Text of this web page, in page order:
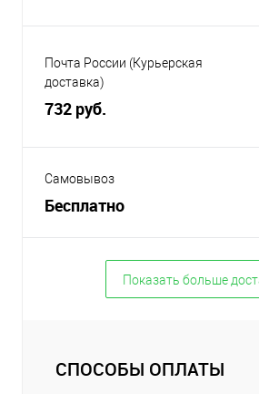
Почта России (Курьерская
доставка)
732 руб.
Самовывоз
Бесплатно
Показать больше
СПОСОБЫ ОПЛАТЫ